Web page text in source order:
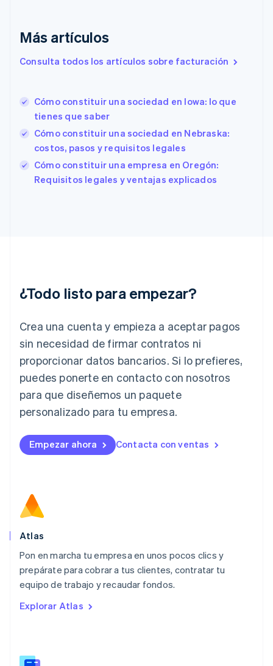
Más artículos
Consulta todos los artículos sobre facturación
Cómo constituir una sociedad en Iowa: lo que
tienes que saber
Cómo constituir una sociedad en Nebraska:
costos, pasos y requisitos legales
Cómo constituir una empresa en Oregón:
Requisitos legales y ventajas explicados
¿Todo listo para empezar?
Crea una cuenta y empieza a aceptar pagos
sin necesidad de firmar contratos ni
proporcionar datos bancarios. Si lo prefieres,
puedes ponerte en contacto con nosotros
para que diseñemos un paquete
personalizado para tu empresa.
Empezar ahora Contacta con ventas
Atlas
Pon en marcha tu empresa en unos pocos clics y
prepárate para cobrar a tus clientes, contratar tu
equipo de trabajo y recaudar fondos.
Explorar Atlas
English
English Italiano
Estados Unidos
English Español简体中文
English
Finlandia
English Svenska
Francia
Français
Irlanda
Italia
English
Japón
日本語English
Letonia
Liechtenstein
DeutschEnglish
English
Luxemburgo
English
México
Español
English
Nueva Zelandia
English
NederlandsEnglish
Português